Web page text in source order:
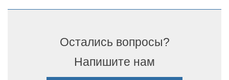
Остались вопросы?
Напишите нам